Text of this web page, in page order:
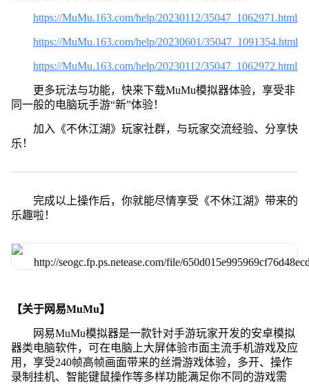
https://MuMu.163.com/help/20230112/35047_1062971.html
https://MuMu.163.com/help/20230601/35047_1091354.html
https://MuMu.163.com/help/20230112/35047_1062972.html
更多玩法与功能，快来下载MuMu模拟器体验，享受非
同一般的电脑玩手游“新”体验！
加入《不休江湖》玩家社群，与玩家交流经验、分享快
乐！
完成以上操作后，你就能尽情享受《不休江湖》带来的
乐趣啦！
【关于网易MuMu】
网易MuMu模拟器是一款针对手游玩家开发的安卓模拟
器类电脑软件，可在电脑上大屏体验市面主流手机游戏及应
用，享受240帧高帧画面带来的丝滑游戏体验，多开、操作
录制挂机、智能键鼠操作等多样功能满足你不同的游戏需